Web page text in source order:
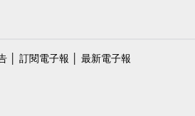
訂閱電子報 最新電子報